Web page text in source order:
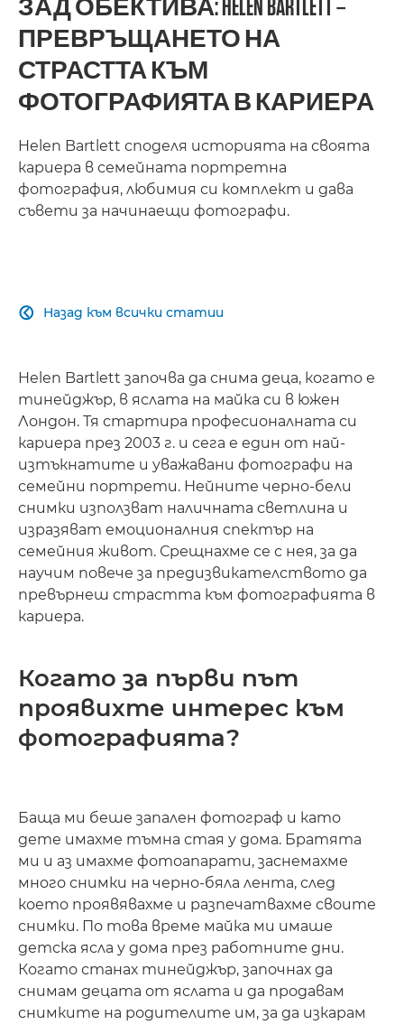
ЗАД ОБЕКТИВА: HELEN BARTLETT –
ПРЕВРЪЩАНЕТО НА
СТРАСТТА КЪМ
ФОТОГРАФИЯТА В КАРИЕРА
Helen Bartlett споделя историята на своята
кариера в семейната портретна
фотография, любимия си комплект и дава
съвети за начинаещи фотографи.
Назад към всички статии

Helen Bartlett започва да снима деца, когато е
тинейджър, в яслата на майка си в южен
Лондон. Тя стартира професионалната си
кариера през 2003 г. и сега е един от най-
изтъкнатите и уважавани фотографи на
семейни портрети. Нейните черно-бели
снимки използват наличната светлина и
изразяват емоционалния спектър на
семейния живот. Срещнахме се с нея, за да
научим повече за предизвикателството да
превърнеш страстта към фотографията в
кариера.
Когато за първи път
проявихте интерес към
фотографията?
Баща ми беше запален фотограф и като
дете имахме тъмна стая у дома. Братята
ми и аз имахме фотоапарати, заснемахме
много снимки на черно-бяла лента, след
което проявявахме и разпечатвахме своите
снимки. По това време майка ми имаше
детска ясла у дома през работните дни.
Когато станах тинейджър, започнах да
снимам децата от яслата и да продавам
снимките на родителите им, за да изкарам